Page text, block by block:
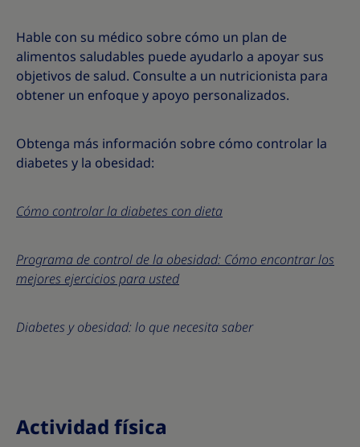
Hable con su médico sobre cómo un plan de
alimentos saludables puede ayudarlo a apoyar sus
objetivos de salud. Consulte a un nutricionista para
obtener un enfoque y apoyo personalizados.
Obtenga más información sobre cómo controlar la
diabetes y la obesidad:
Cómo controlar la diabetes con dieta
Programa de control de la obesidad: Cómo encontrar los
mejores ejercicios para usted
Diabetes y obesidad: lo que necesita saber
Actividad física